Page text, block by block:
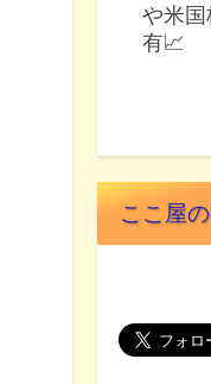
や米
有📈
ここ屋